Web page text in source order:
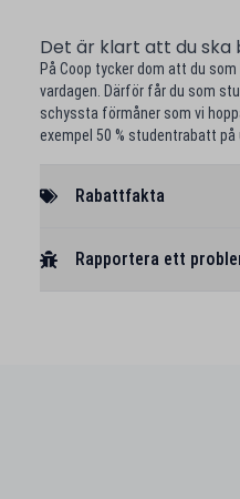
Det är klart att du ska
På Coop tycker dom att du
vardagen. Därför får du som
schyssta förmåner som vi
exempel 50 % studentrabatt på
Rabattfakta
Rapportera ett